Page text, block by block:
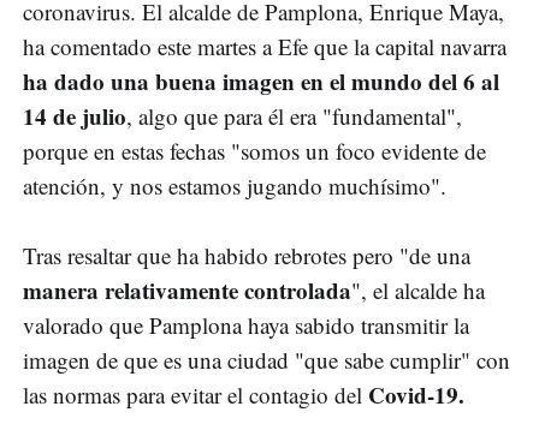
coronavirus. El alcalde de Pamplona, Enrique Maya,
ha comentado este martes a Efe que la capital navarra
ha dado una buena imagen en el mundo del 6 al
14 de julio, algo que para él era "fundamental",
porque en estas fechas "somos un foco evidente de
atención, y nos estamos jugando muchísimo".
Tras resaltar que ha habido rebrotes pero "de una
manera relativamente controlada", el alcalde ha
valorado que Pamplona haya sabido transmitir la
imagen de que es una ciudad "que sabe cumplir" con
las normas para evitar el contagio del Covid-19.